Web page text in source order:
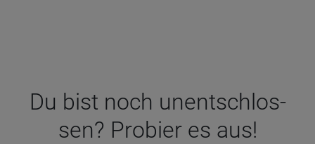
Du bist noch unent­schlos­
sen? Pro­bier es aus!